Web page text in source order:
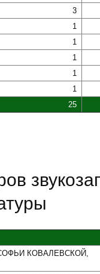
3
1
1
1
1
1
25
КОВАЛЕВСКОЙ,